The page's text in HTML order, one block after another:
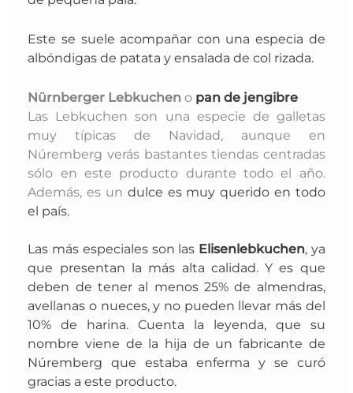
Este se suele acompañar con una especia de
albóndigas de patata y ensalada de col rizada.
Nürnberger Lebkucheno pan de jengibre
Las Lebkuchen son una especie de galletas
muy típicas de Navidad, aunque en
Núremberg verás bastantes tiendas centradas
sólo en este producto durante todo el año.
Además, es un dulce es muy querido en todo
el país.
Las más especiales son las Elisenlebkuchen, ya
que presentan la más alta calidad. Y es que
deben de tener al menos 25% de almendras,
avellanas o nueces, y no pueden llevar más del
10% de harina. Cuenta la leyenda, que su
nombre viene de la hija de un fabricante de
Núremberg que estaba enferma y se curó
gracias a este producto.